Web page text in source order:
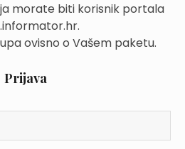
morate biti korisnik portala
ovisno o Vašem paketu.
Prijava